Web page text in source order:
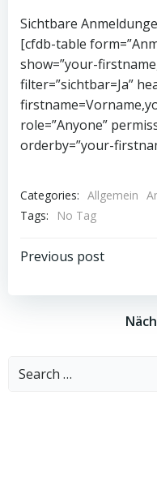
Sichtbare
[cfdb-table
show=”your-
filter=”sichtbar=Ja”
role=”Anyone”
orderby=”your-
Categories: Allgemein
Tags:
No Tag
Previous post
Search